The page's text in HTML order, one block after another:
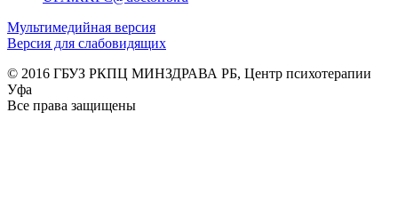
Мультимедийная версия
Версия для слабовидящих
© 2016 ГБУЗ РКПЦ МИНЗДРАВА РБ, Центр психотерапии
Уфа
Все права защищены